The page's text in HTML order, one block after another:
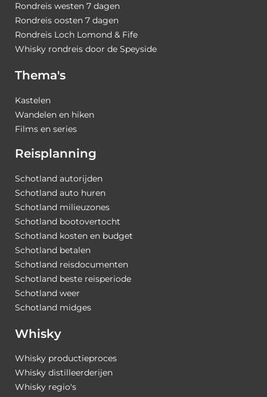
Rondreis westen 7 dagen
Rondreis oosten 7 dagen
Rondreis Loch Lomond & Fife
Whisky rondreis door de Speyside
Thema's
Kastelen
Wandelen en hiken
Films en series
Reisplanning
Schotland autorijden
Schotland auto huren
Schotland milieuzones
Schotland bootovertocht
Schotland kosten en budget
Schotland betalen
Schotland reisdocumenten
Schotland beste reisperiode
Schotland weer
Schotland midges
Whisky
Whisky productieproces
Whisky distilleerderijen
Whisky regio's